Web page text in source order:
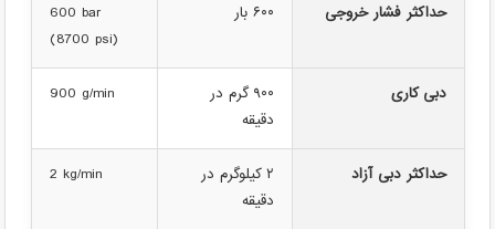
حداکثر فشار خروجی ۶۰۰ بار
600 bar
(8700 psi)
دبی کاری
۹۰۰ گرم در
دقیقه
900 g/min
حداکثر دبی آزاد
۲ کیلوگرم در
دقیقه
2 kg/min